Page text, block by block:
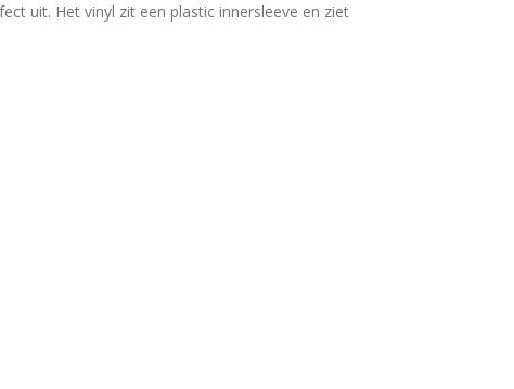
uit. Het vinyl zit een plastic innersleeve en ziet